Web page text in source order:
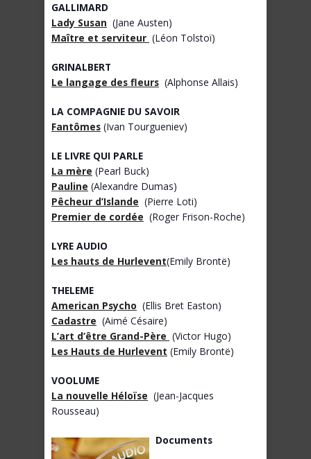
GALLIMARD
Lady Susan (Jane Austen)
Maître et serviteur (Léon Tolstoï)
GRINALBERT
Le langage des fleurs (Alphonse Allais)
LA COMPAGNIE DU SAVOIR
Fantômes (Ivan Tourgueniev)
LE LIVRE QUI PARLE
La mère (Pearl Buck)
Pauline (Alexandre Dumas)
Pêcheur d’Islande (Pierre Loti)
Premier de cordée (Roger Frison-Roche)
LYRE AUDIO
Les hauts de Hurlevent(Emily Brontë)
THELEME
American Psycho (Ellis Bret Easton)
Cadastre (Aimé Césaire)
L’art d’être Grand-Père (Victor Hugo)
Les Hauts de Hurlevent (Emily Brontë)
VOOLUME
La nouvelle Héloïse (Jean-Jacques
Rousseau)
Documents